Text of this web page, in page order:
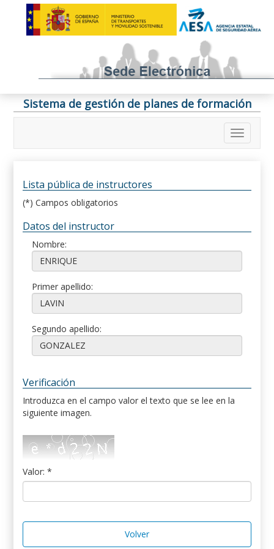
Sistema de gestión de planes de formación
Lista pública de instructores
(*) Campos obligatorios
Datos del instructor
Nombre:
Primer apellido:
Segundo apellido:
Verificación
Introduzca en el campo valor el texto que se lee en la
siguiente imagen.
Valor: *
Volver